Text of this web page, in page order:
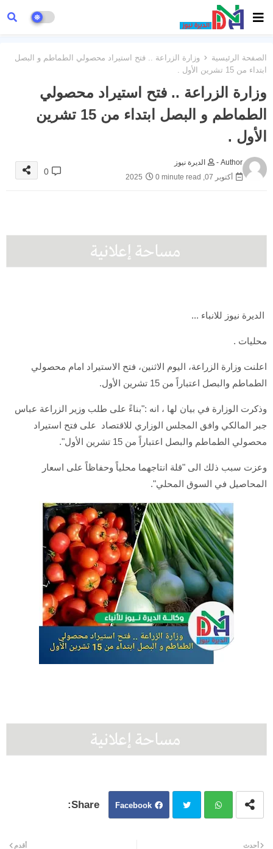
الصفحة الرئيسية
وزارة الزراعة .. فتح استيراد محصولي الطماطم و البصل
ابتداء من 15 تشرين الأول .
وزارة الزراعة .. فتح استيراد محصولي
الطماطم و البصل ابتداء من 15 تشرين
الأول .
Author -
الديرة نيوز
أكتوبر 07, 2025
0 minute read
0
الديرة نيوز للانباء ...
محليات .
اعلنت وزارة الزراعة، اليوم الاثنين، فتح الاستيراد امام محصولي
الطماطم والبصل اعتباراً من 15 تشرين الأول.
وذكرت الوزارة في بيان لها ، انه :"بناءً على طلب وزير الزراعة عباس
جبر المالكي وافق المجلس الوزاري للاقتصاد على فتح استيراد
محصولي الطماطم والبصل اعتباراً من 15 تشرين الأول".
وعزت سبب ذلك الى "قلة انتاجهما محلياً وحفاظاً على اسعار
المحاصيل في السوق المحلي".
Facebook
أحدث أقدم